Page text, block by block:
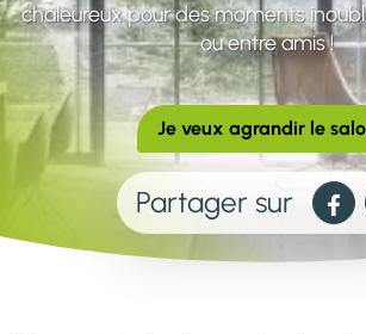
chaleureux pour des moments
ou entre amis !
Je veux agrandir le
Partager sur